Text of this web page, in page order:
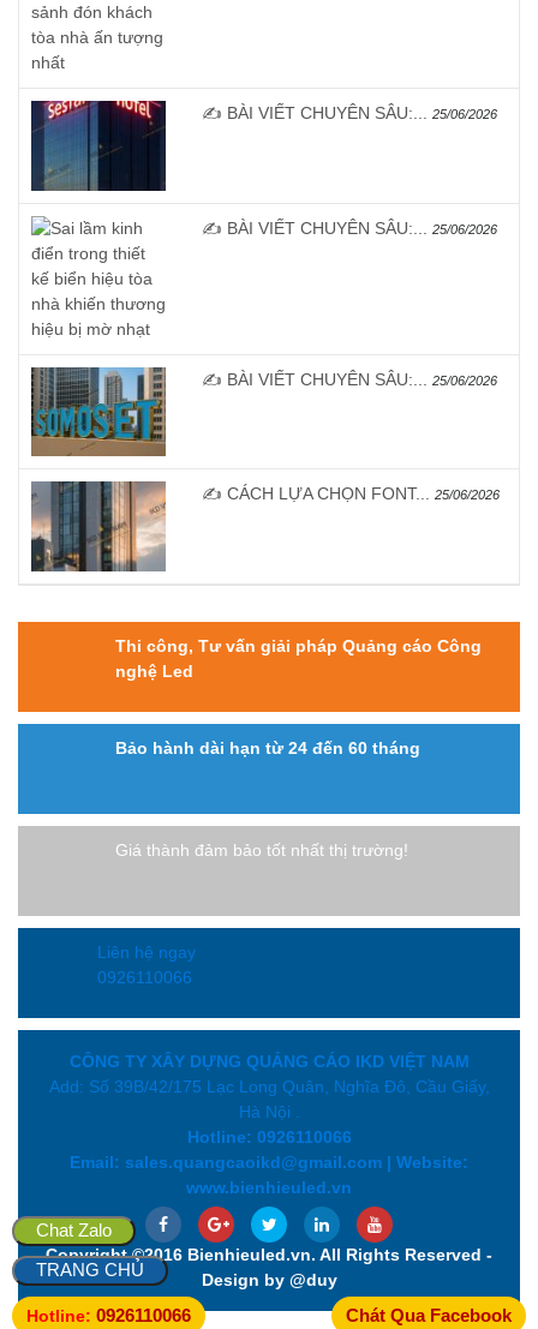
✍️ BÀI VIẾT CHUYÊN SÂU:... 25/06/2026
✍️ BÀI VIẾT CHUYÊN SÂU:... 25/06/2026
✍️ BÀI VIẾT CHUYÊN SÂU:... 25/06/2026
✍️ CÁCH LỰA CHỌN FONT... 25/06/2026
Thi công, Tư vấn giải pháp Quảng cáo Công
nghệ Led
Bảo hành dài hạn từ 24 đến 60 tháng
Giá thành đảm bảo tốt nhất thị trường!
Liên hệ ngay
0926110066
CÔNG TY XÂY DỰNG QUẢNG CÁO IKD VIỆT NAM
Add: Số 39B/42/175 Lạc Long Quân, Nghĩa Đô, Cầu Giấy,
Hà Nội .
Hotline: 0926110066
Email: sales.quangcaoikd@gmail.com | Website:
www.bienhieuled.vn
Copyright ©2016 Bienhieuled.vn. All Rights Reserved -
Design by @duy
Chát Qua Facebook
Hotline: 0926110066
Chat Zalo
TRANG CHỦ